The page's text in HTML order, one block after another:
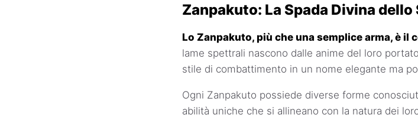
Zanpakuto: La Spada Divina dello
Lo Zanpakuto, più che una semplice arma, è il
lame spettrali nascono dalle anime del loro
stile di combattimento in un nome elegante ma
Ogni Zanpakuto possiede diverse forme
abilità uniche che si allineano con la natura dei